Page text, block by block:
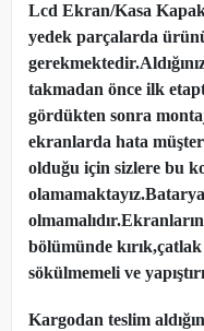
Lcd Ekran/Kasa
yedek parçalarda
takmadan önce ilk
gördükten sonra
ekranlarda hata
olduğu için sizlere bu
bölümünde
sökülmemeli ve
Kargodan teslim